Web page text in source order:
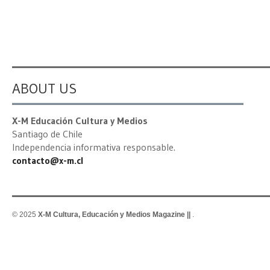
ABOUT US
X-M Educación Cultura y Medios
Santiago de Chile
Independencia informativa responsable.
contacto@x-m.cl
© 2025 X-M Cultura, Educación y Medios Magazine || .